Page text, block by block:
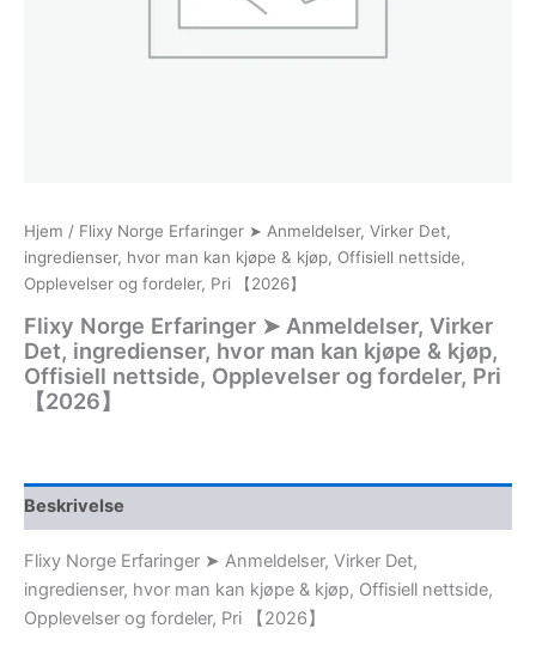
Hjem / Flixy Norge Erfaringer ➤ Anmeldelser, Virker Det,
ingredienser, hvor man kan kjøpe & kjøp, Offisiell nettside,
Opplevelser og fordeler, Pri 【2026】
Flixy Norge Erfaringer ➤ Anmeldelser, Virker
Det, ingredienser, hvor man kan kjøpe & kjøp,
Offisiell nettside, Opplevelser og fordeler, Pri
【2026】
Beskrivelse
Flixy Norge Erfaringer ➤ Anmeldelser, Virker Det,
ingredienser, hvor man kan kjøpe & kjøp, Offisiell nettside,
Opplevelser og fordeler, Pri 【2026】